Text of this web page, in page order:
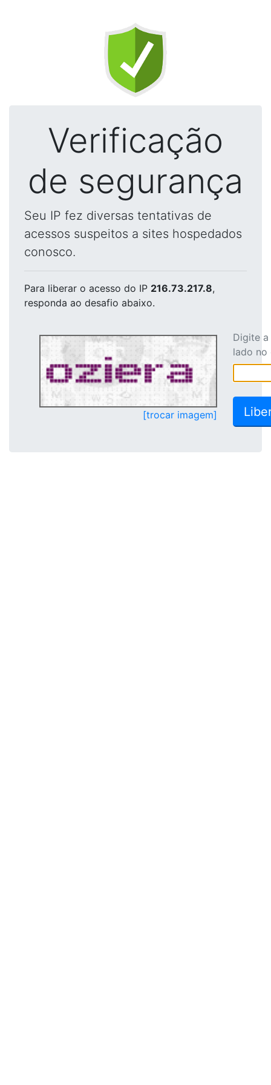
Verificação
de segurança
Seu IP fez diversas tentativas de
acessos suspeitos a sites hospedados
conosco.
Para liberar o acesso do IP 216.73.217.8,
responda ao desafio abaixo.
[trocar imagem]
Digite
lado no